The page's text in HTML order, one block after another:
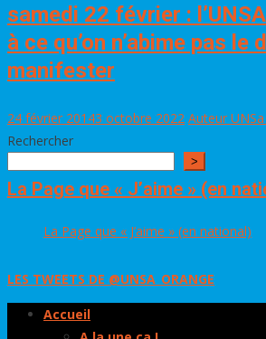
samedi 22 février :
à ce qu’on n’abime pas le
manifester
24 février 20143 octobre 2022 Auteur
Rechercher
>
La Page que « J’aime » (en
La Page que « J’aime » (en national)
LES TWEETS DE @UNSA_ORANGE
Accueil